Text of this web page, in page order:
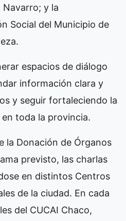
Navarro; y la
Social del Municipio de
espacios de diálogo
información clara y
y seguir fortaleciendo la
toda la provincia.
la Donación de Órganos
previsto, las charlas
en distintos Centros
de la ciudad. En cada
del CUCAI Chaco,